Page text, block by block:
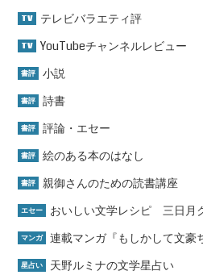
TV テレビバラエティ評
TV YouTubeチャンネルレビュー
書評 小説
書評 詩書
書評 評論・エセー
書評 絵のある本のはなし
書評 親御さんのための読書講座
エセー おいしい文学レシピ 三日月
マンガ 連載マンガ『もしかして文豪
星占い 天野ルミナの文学星占い